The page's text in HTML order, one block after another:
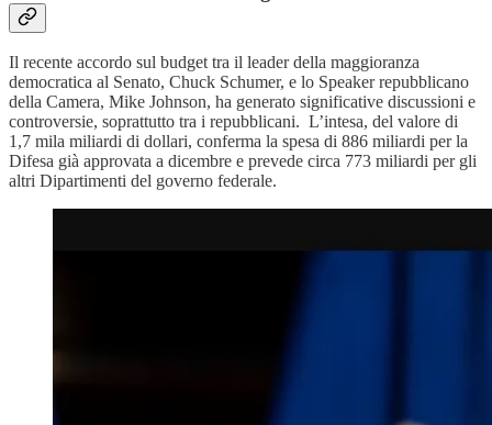
Il recente accordo sul budget tra il leader della maggioranza
democratica al Senato, Chuck Schumer, e lo Speaker repubblicano
della Camera, Mike Johnson, ha generato significative discussioni e
controversie, soprattutto tra i repubblicani. L’intesa, del valore di
1,7 mila miliardi di dollari, conferma la spesa di 886 miliardi per la
Difesa già approvata a dicembre e prevede circa 773 miliardi per gli
altri Dipartimenti del governo federale.